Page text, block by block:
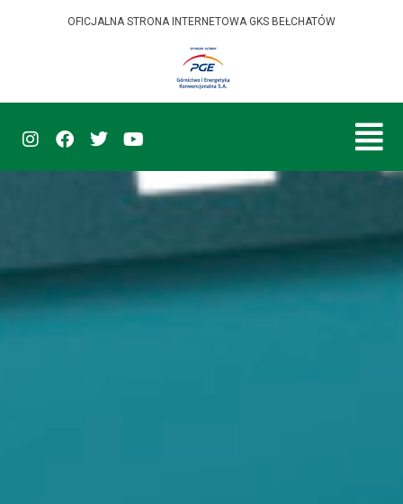
OFICJALNA STRONA INTERNETOWA GKS BEŁCHATÓW